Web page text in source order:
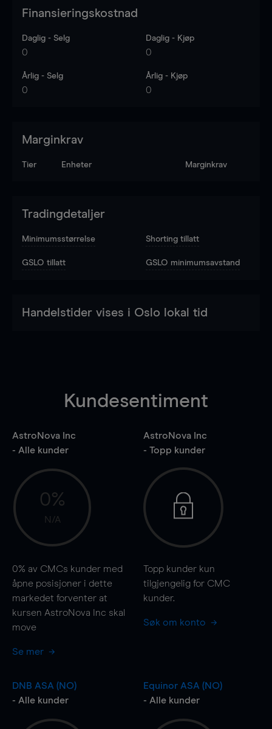
Finansieringskostnad
Daglig - Selg
0
Daglig - Kjøp
0
Årlig - Selg
0
Årlig - Kjøp
0
Marginkrav
Tier Enheter Marginkrav
Tradingdetaljer
Minimumsstørrelse Shorting tillatt
GSLO tillatt GSLO minimumsavstand
Handelstider vises i Oslo lokal tid
Kundesentiment
AstroNova Inc
- Alle kunder
0%
N/A
0% av CMCs kunder med
åpne posisjoner i dette
markedet forventer at
kursen AstroNova Inc skal
move
Se mer
AstroNova Inc
- Topp kunder
Topp kunder kun
tilgjengelig for CMC
kunder.
Søk om konto
DNB ASA (NO)
- Alle kunder
Equinor ASA (NO)
- Alle kunder